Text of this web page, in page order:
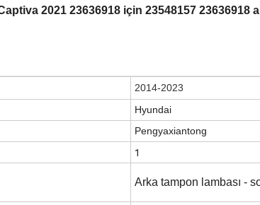
2021 23636918 için 23548157 23636918
2014-2023
Hyundai
Pengyaxiantong
1
Arka tampon lambası -